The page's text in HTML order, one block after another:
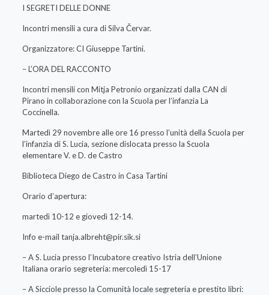
I SEGRETI DELLE DONNE
Incontri mensili a cura di Silva Červar.
Organizzatore: CI Giuseppe Tartini.
– L’ORA DEL RACCONTO
Incontri mensili con Mitja Petronio organizzati dalla CAN di
Pirano in collaborazione con la Scuola per l’infanzia La
Coccinella.
Martedì 29 novembre alle ore 16 presso l’unità della Scuola per
l’infanzia di S. Lucia, sezione dislocata presso la Scuola
elementare V. e D. de Castro
Biblioteca Diego de Castro in Casa Tartini
Orario d’apertura:
martedì 10-12 e giovedì 12-14.
Info e-mail tanja.albreht@pir.sik.si
– A S. Lucia presso l’Incubatore creativo Istria dell’Unione
Italiana orario segreteria: mercoledì 15-17
– A Sicciole presso la Comunità locale segreteria e prestito libri: